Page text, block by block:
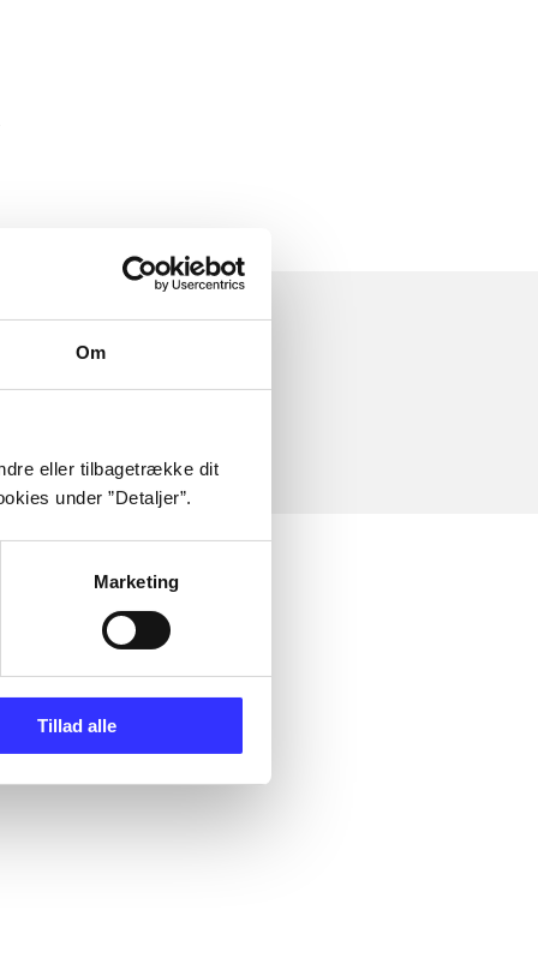
Om
eller tilbagetrække dit
under ”Detaljer”.
Marketing
Tillad alle